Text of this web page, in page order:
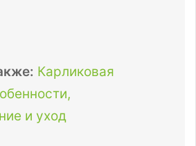
Карликовая
и уход